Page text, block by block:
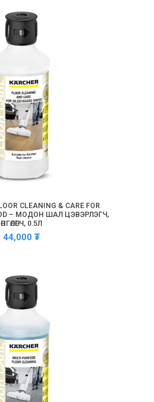
CLEANING & CARE FOR
– МОДОН ШАЛ ЦЭВЭРЛЭГЧ,
ӨНГӨЛӨГЧ, 0.5Л
44,000 ₮